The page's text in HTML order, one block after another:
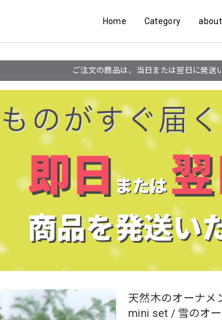
Home Category
ご注文の商品は、当日または翌日に発送
天然木のオーナメ
mini set / 雪のオ